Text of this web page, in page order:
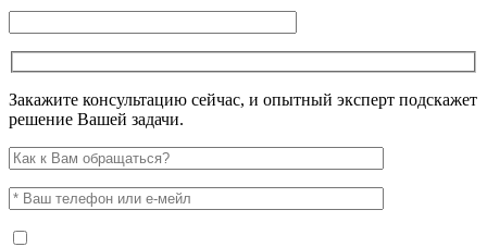
Закажите консультацию сейчас, и опытный эксперт подскажет
решение Вашей задачи.